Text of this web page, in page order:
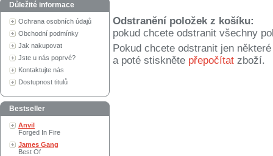
Důležité informace
Ochrana osobních údajů
Obchodní podmínky
Jak nakupovat
Jste u nás poprvé?
Kontaktujte nás
Dostupnost titulů
Bestseller
Anvil
Forged In Fire
James Gang
Best Of
Odstranění položek z košíku:
pokud chcete odstranit všechny
Pokud chcete odstranit jen
a poté stiskněte přepočítat zboží.